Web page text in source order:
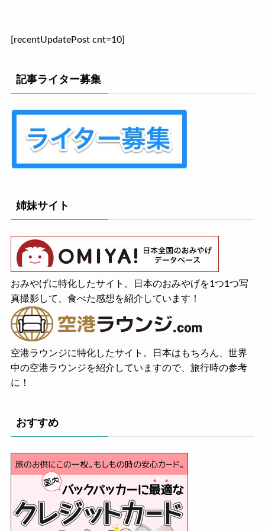
[recentUpdatePost cnt=10]
記事ライター募集
姉妹サイト
おみやげに特化したサイト。日本のおみやげを1つ1つ写
真撮影して、食べた感想を紹介しています！
空港ラウンジに特化したサイト。日本はもちろん、世界
中の空港ラウンジを紹介していますので、旅行時の参考
に！
おすすめ